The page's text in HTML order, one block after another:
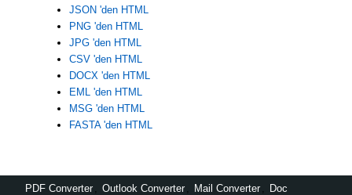
JSON 'den HTML
PNG 'den HTML
JPG 'den HTML
CSV 'den HTML
DOCX 'den HTML
EML 'den HTML
MSG 'den HTML
FASTA 'den HTML
PDF Converter Outlook Converter Mail Converter
Doc